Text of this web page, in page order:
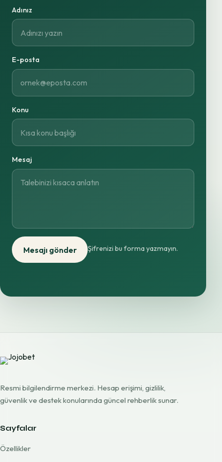
Adınız
E-posta
Konu
Mesaj
Mesajı gönder Şifrenizi bu forma yazmayın.
Resmi bilgilendirme merkezi. Hesap erişimi, gizlilik,
güvenlik ve destek konularında güncel rehberlik sunar.
Sayfalar
Özellikler